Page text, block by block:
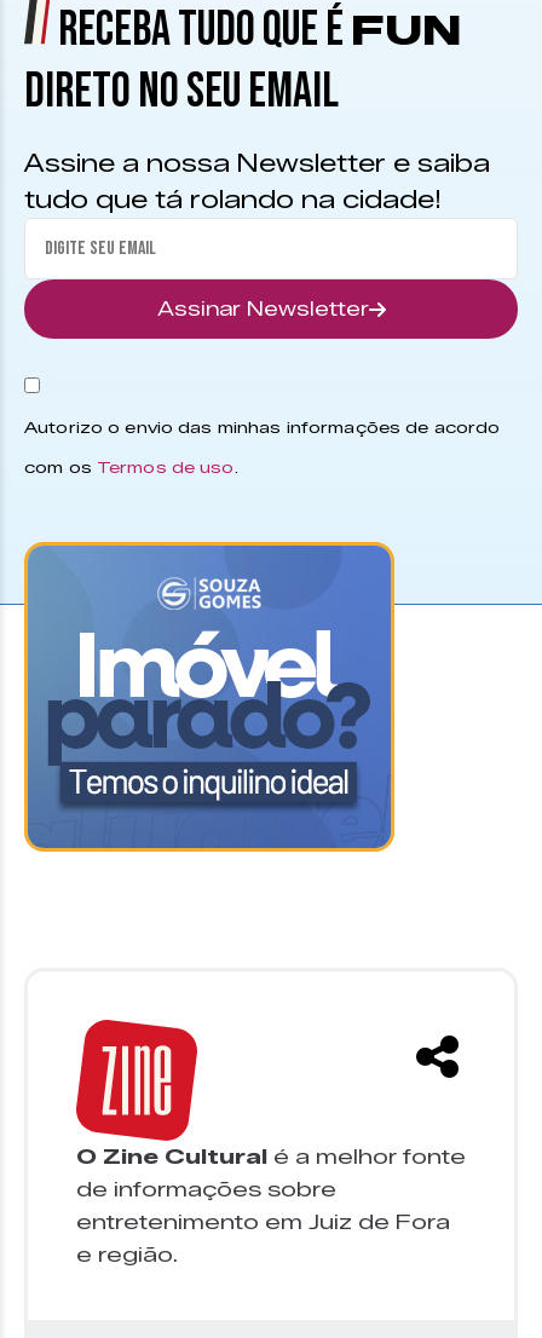
RECEBA TUDO QUE É FUN
DIRETO NO SEU EMAIL
Assine a nossa Newsletter e saiba
tudo que tá rolando na cidade!
Assinar Newsletter
Autorizo o envio das minhas informações de acordo
com os Termos de uso.
O Zine Cultural é a melhor fonte
de informações sobre
entretenimento em Juiz de Fora
e região.